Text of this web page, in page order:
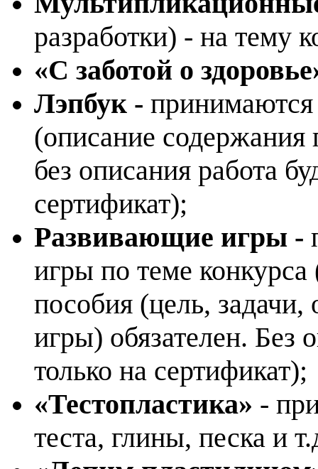
разработки) - на тему
«С заботой о
Лэпбук - принимаются
(описание содержания
без описания работа
сертификат);
Развивающие игры -
игры по теме
пособия (цель,
игры) обязателен. Без
только на сертификат);
«Тестопластика» -
теста, глины, песка и